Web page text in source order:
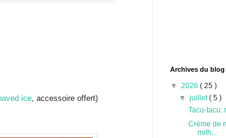
ice, accessoire offert)
Archives du blog
▼ 2026 ( 25 )
▼juillet( 5 )
Tacu-tacu:
Crème de
milh...